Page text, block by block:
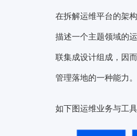
在拆解运维平台的架
描述一个主题领域的
联集成设计组成，因而
管理落地的一种能力。
如下图运维业务与工